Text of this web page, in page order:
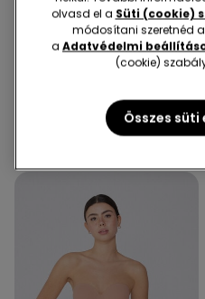
Újrahasznosított mikroszál
Mélyen Dekoltált Melltartó
Újrahasznosított
olvasd el a Süti (cookie)
módosítani szeretnéd
a Adatvédelmi
(cookie)
Összes